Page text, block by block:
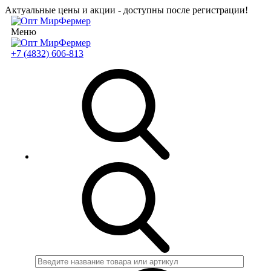
Актуальные цены и акции - доступны после регистрации!
Меню
+7 (4832) 606-813